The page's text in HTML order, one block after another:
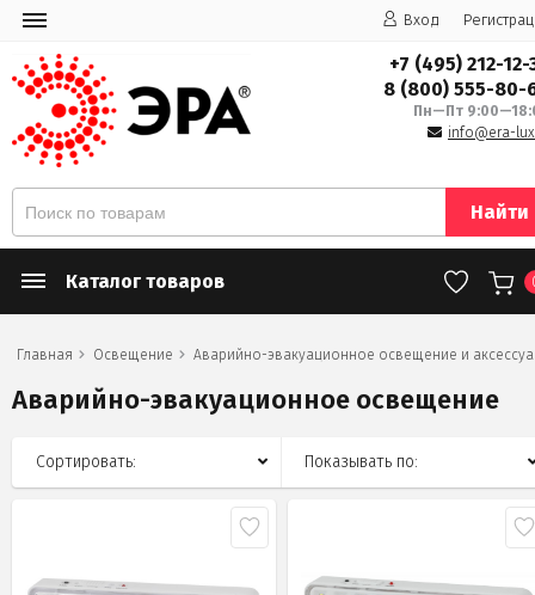
Вход
+7 (495) 212-12-
8 (800) 555-80-
Пн—Пт
info@era-
Найти
Каталог товаров
Главная Освещение Аварийно-эвакуационное освещение и
Аварийно-эвакуационное освещение
Сортировать: Показывать по: